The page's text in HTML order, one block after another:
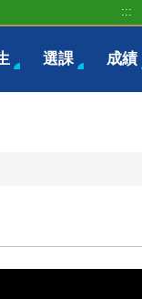
選課 成績
:::